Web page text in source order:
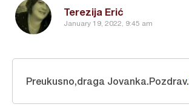
Terezija Erić
January 19, 2022, 9:45 am
Preukusno,draga Jovanka.Pozdrav.